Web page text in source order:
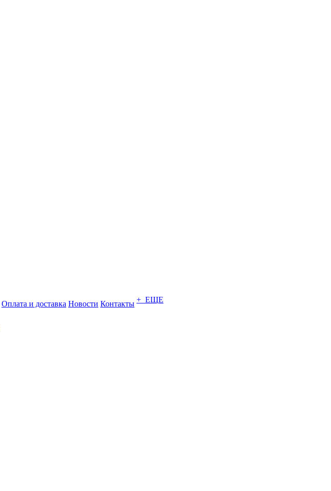
Оплата и доставка Новости Контакты + ЕЩЕ